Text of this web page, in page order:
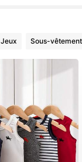
Sous-